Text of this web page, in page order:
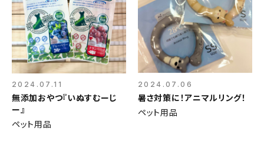
2024.07.11
無添加おやつ『いぬすむーじ
ー』
ペット用品
2024.07.06
暑さ対策に！アニマルリング！
ペット用品